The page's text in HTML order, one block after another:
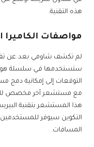
هذه التقنية.
مواصفات الكاميرا
لم تكشف شاومي بعد عن
التكوين سيوفر
المسافات.